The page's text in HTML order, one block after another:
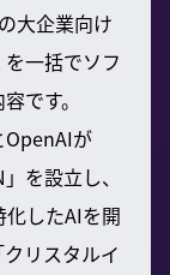
大企業向け
一括でソフ
です。
OpenAIが
を設立し、
したAIを開
リスタルイ